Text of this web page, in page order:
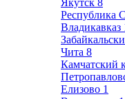
Якутск 8
Республика
Владикавказ
Чита 8
Камчатский
Елизово 1